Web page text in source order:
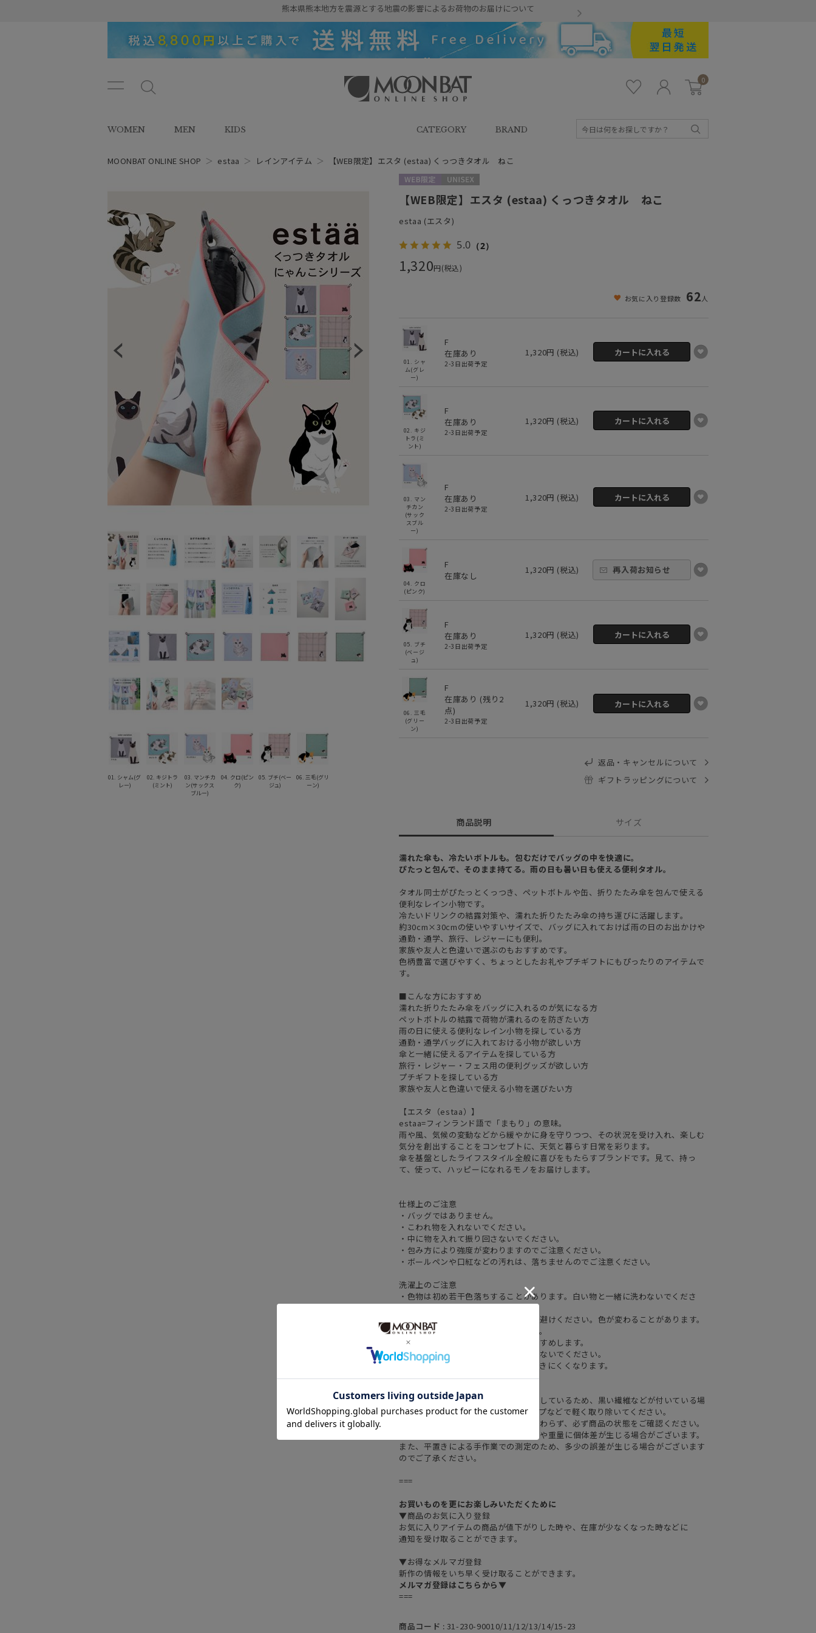
熊本県熊本地方を震源とする地震の影響によるお荷物のお届けについて
ン
ュ
ー
タ
SHOP（ムーンバットオンラインシ
イ
ン
0
WOMEN MEN KIDS CATEGORY BRAND
MOONBAT ONLINE SHOP ＞ estaa ＞ レインアイテム ＞ 【WEB限定】エスタ (estaa) くっつきタオル ねこ
01. シャム(グ
レー)
02. キジトラ
(ミント)
03. マンチカ
ン(サックス
ブルー)
04. クロ(ピン
ク)
05. ブチ(ベー
ジュ)
06. 三毛(グリ
ーン)
【WEB限定】エスタ (estaa) くっつきタオル ねこ
estaa (エスタ)
5.0 （2）
1,320円(税込)
お気に入り登録数 62人
01. シャ
ム(グレ
ー)
F
在庫あり
2-3日出荷予定
1,320円 (税込)
02. キジ
トラ(ミ
ント)
F
在庫あり
2-3日出荷予定
1,320円 (税込)
03. マン
チカン
(サック
スブル
ー)
F
在庫あり
2-3日出荷予定
1,320円 (税込)
04. クロ
(ピンク)
F
在庫なし
1,320円 (税込) 再入荷お知らせ
05. ブチ
(ベージ
ュ)
F
在庫あり
2-3日出荷予定
1,320円 (税込)
06. 三毛
(グリー
ン)
F
在庫あり (残り 2
点)
2-3日出荷予定
1,320円 (税込)
返品・キャンセルについて
ギフトラッピングについて
商品説明 サイズ
濡れた傘も、冷たいボトルも。包むだけでバッグの中を快適に。
ぴたっと包んで、そのまま持てる。雨の日も暑い日も使える便利タオル。
タオル同士がぴたっとくっつき、ペットボトルや缶、折りたたみ傘を包んで使える
便利なレイン小物です。
冷たいドリンクの結露対策や、濡れた折りたたみ傘の持ち運びに活躍します。
約30cm×30cmの使いやすいサイズで、バッグに入れておけば雨の日のお出かけや
通勤・通学、旅行、レジャーにも便利。
家族や友人と色違いで選ぶのもおすすめです。
色柄豊富で選びやすく、ちょっとしたお礼やプチギフトにもぴったりのアイテムで
す。
■こんな方におすすめ
濡れた折りたたみ傘をバッグに入れるのが気になる方
ペットボトルの結露で荷物が濡れるのを防ぎたい方
雨の日に使える便利なレイン小物を探している方
通勤・通学バッグに入れておける小物が欲しい方
傘と一緒に使えるアイテムを探している方
旅行・レジャー・フェス用の便利グッズが欲しい方
プチギフトを探している方
家族や友人と色違いで使える小物を選びたい方
【エスタ（estaa）】
estaa=フィンランド語で「まもり」の意味。
雨や風、気候の変動などから緩やかに身を守りつつ、その状況を受け入れ、楽しむ
気分を創出することをコンセプトに、天気と暮らす日常を彩ります。
傘を基盤としたライフスタイル全般に喜びをもたらすブランドです。見て、持っ
て、使って、ハッピーになれるモノをお届けします。
仕様上のご注意
・バッグではありません。
・こわれ物を入れないでください。
・中に物を入れて振り回さないでください。
・包み方により強度が変わりますのでご注意ください。
・ボールペンや口紅などの汚れは、落ちませんのでご注意ください。
洗濯上のご注意
・色物は初め若干色落ちすることがあります。白い物と一緒に洗わないでくださ
い。
・選択の際には、漂白剤のご使用はお避けください。色が変わることがあります。
・摩擦により色落ちする事があります。
・洗濯ネットに入れて洗うことをおすすめします。
手絞りの場合は弱く、乾燥機は使用しないでください。
・洗濯を繰り返すことで、多少くっつきにくくなります。
※本製品はくっつきやすい素材を使用しているため、黒い繊維などが付いている場
合がございます。気になる場合はテープなどで軽く取り除いてください。
※商品が届きましたら、使用時期に関わらず、必ず商品の状態をご確認ください。
※生産時期や生産過程上、商品サイズや重量に個体差が生じる場合がございます。
また、平置きによる手作業での測定のため、多少の誤差が生じる場合がございます
のでご了承ください。
===
お買いものを更にお楽しみいただくために
▼商品のお気に入り登録
お気に入りアイテムの商品が値下がりした時や、在庫が少なくなった時などに
通知を受け取ることができます。
▼お得なメルマガ登録
新作の情報をいち早く受け取ることができます。
メルマガ登録はこちらから▼
===
商品コード : 31-230-90010/11/12/13/14/15-23